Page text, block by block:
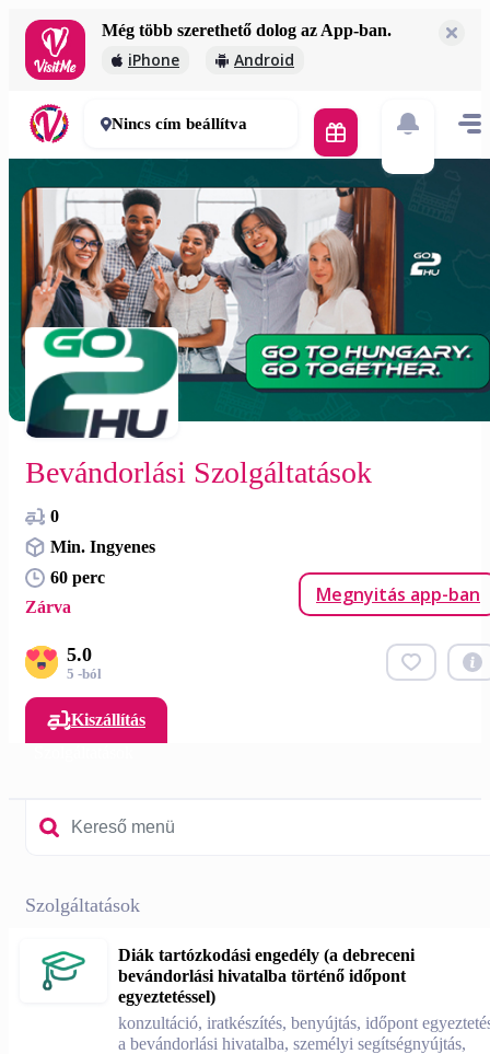
Még több szerethető dolog az App-ban.
iPhone Android
Bevándorlási Szolgáltatások
Ingyenes
60 perc
Nincs cím beállítva
Bevándorlási Szolgáltatások
0
Min. Ingyenes
60 perc
Zárva
Megnyitás app-ban
5.0
5 -ból
Kiszállítás
Szolgáltatások
Diák tartózkodási engedély (a debreceni
bevándorlási hivatalba történő időpont
egyeztetéssel)
konzultáció, iratkészítés, benyújtás, időpont
a bevándorlási hivatalba, személyi segítségnyújtás,